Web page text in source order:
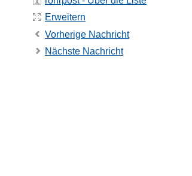
Erweitern
Vorherige Nachricht
Nächste Nachricht